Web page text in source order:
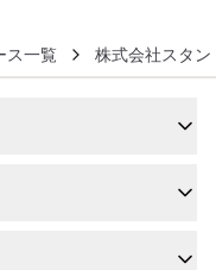
ス一覧 株式会社スタン